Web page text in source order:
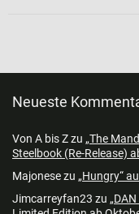
Neueste
Von A bis Zzu „The
Steelbook (Re-Release)
Majonesezu „Hungry“
Jimcarreyfan23 zu